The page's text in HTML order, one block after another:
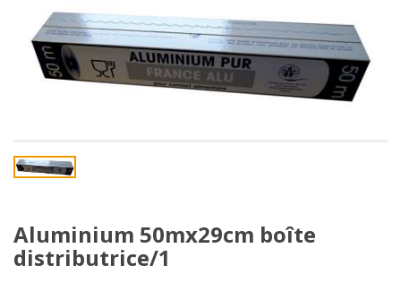
Aluminium 50mx29cm boîte
distributrice/1